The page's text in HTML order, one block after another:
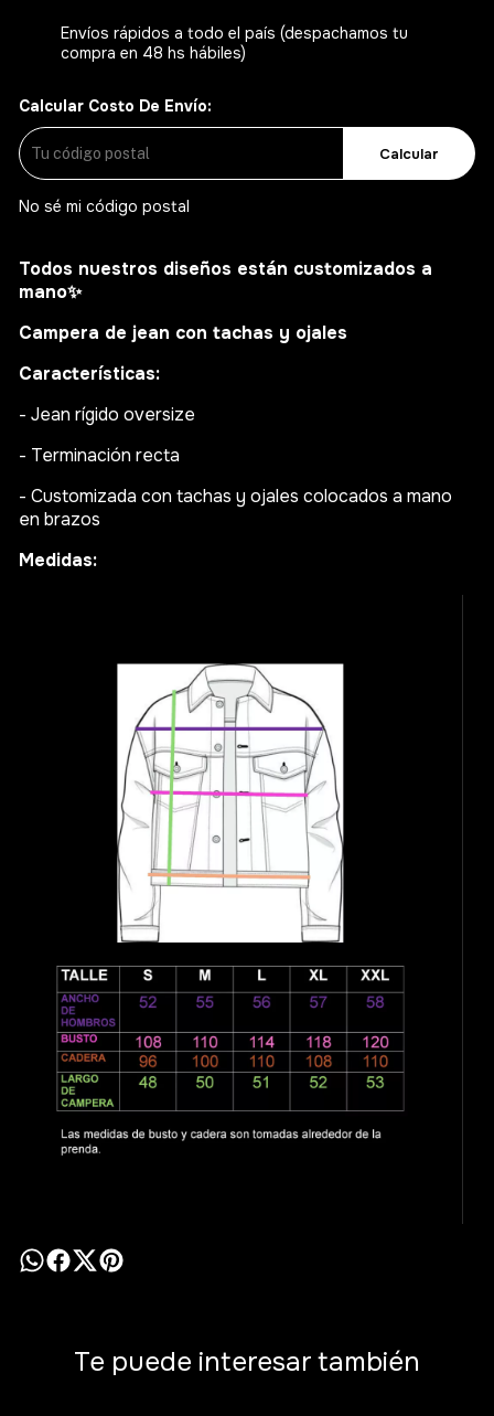
Envíos rápidos a todo el país (despachamos tu
compra en 48 hs hábiles)
Calcular Costo De Envío:
Calcular
No sé mi código postal
Todos nuestros diseños están customizados a
mano✨
Campera de jean con tachas y ojales
Características:
- Jean rígido oversize
- Terminación recta
- Customizada con tachas y ojales colocados a mano
en brazos
Medidas:
Te puede interesar también